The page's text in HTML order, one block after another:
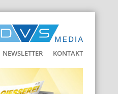
NEWSLETTER KONTAKT